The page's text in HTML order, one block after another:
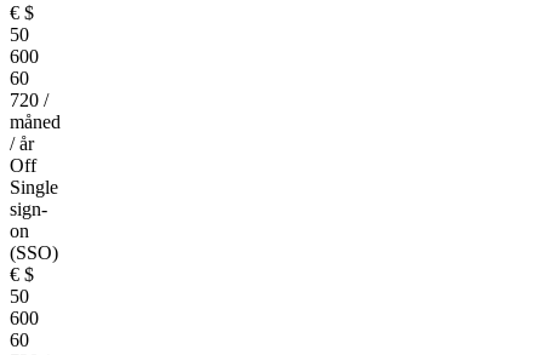
€ $
50
600
60
720 /
måned
/ år
Off
Single
sign-
on
(SSO)
€ $
50
600
60